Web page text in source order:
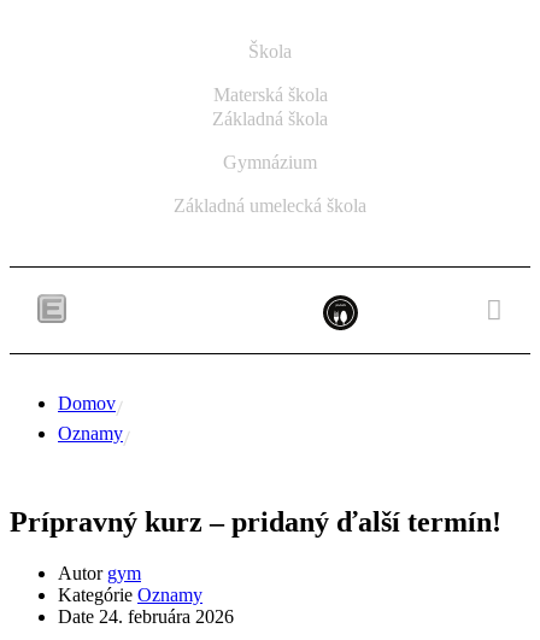
Škola
Materská škola
Základná škola
Gymnázium
Základná umelecká škola
Domov
Oznamy
Prípravný kurz – pridaný ďalší termín!
Autor gym
Kategórie Oznamy
Date 24. februára 2026